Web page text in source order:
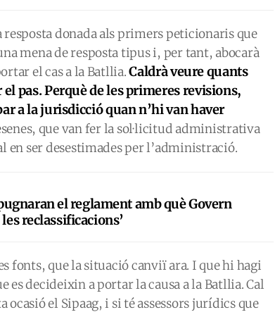
donada als primers peticionaris que
mena de resposta tipus i, per tant, abocarà
el cas a la Batllia.Caldrà veure quants
pas. Perquè de les primeres revisions,
a la jurisdicció quan n’hi van haver
que van fer la sol·licitud administrativa
ser desestimades per l’administració.
el reglament amb què Govern
les reclassificacions’
fonts, que la situació canviï ara. I que hi hagi
decideixin a portar la causa a la Batllia. Cal
ocasió el Sipaag, i si té assessors jurídics que